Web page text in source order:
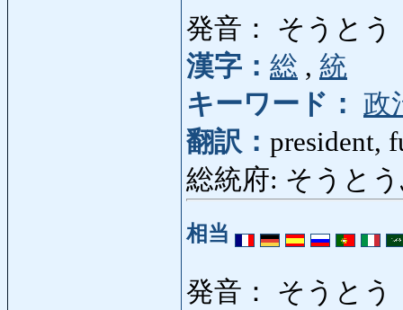
発音： そうとう
漢字： 総 , 統
キーワード： 政
翻訳： president,
総統府: そうと
相当
発音： そうとう